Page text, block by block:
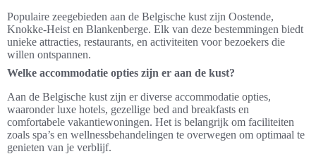
Populaire zeegebieden aan de Belgische kust zijn Oostende,
Knokke-Heist en Blankenberge. Elk van deze bestemmingen biedt
unieke attracties, restaurants, en activiteiten voor bezoekers die
willen ontspannen.
Welke accommodatie opties zijn er aan de kust?
Aan de Belgische kust zijn er diverse accommodatie opties,
waaronder luxe hotels, gezellige bed and breakfasts en
comfortabele vakantiewoningen. Het is belangrijk om faciliteiten
zoals spa’s en wellnessbehandelingen te overwegen om optimaal te
genieten van je verblijf.